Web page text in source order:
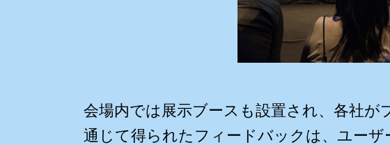
会場内では展示ブースも設置され、各社
通じて得られたフィードバックは、ユー